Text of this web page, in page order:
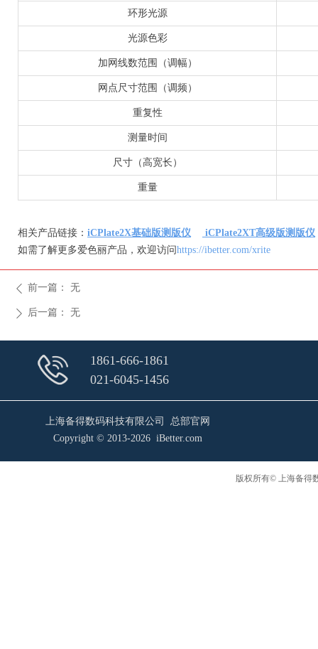
环形光源
光源色彩
加网线数范围（调幅）
网点尺寸范围（调频）
重复性
测量时间
尺寸（高宽长）
重量
相关产品链接： iCPlate2X基础版测版仪
iCPlate2XT高级版测版仪
如需了解更多爱色丽产品，欢迎访问https://ibetter.com/xrite
ꄴ 前一篇： 无
ꄲ 后一篇： 无
上海备得数码科技有限公司 总部官网
Copyright © 2013-2026 iBetter.com
1861-666-1861
021-6045-1456
版权所有© 上海备得